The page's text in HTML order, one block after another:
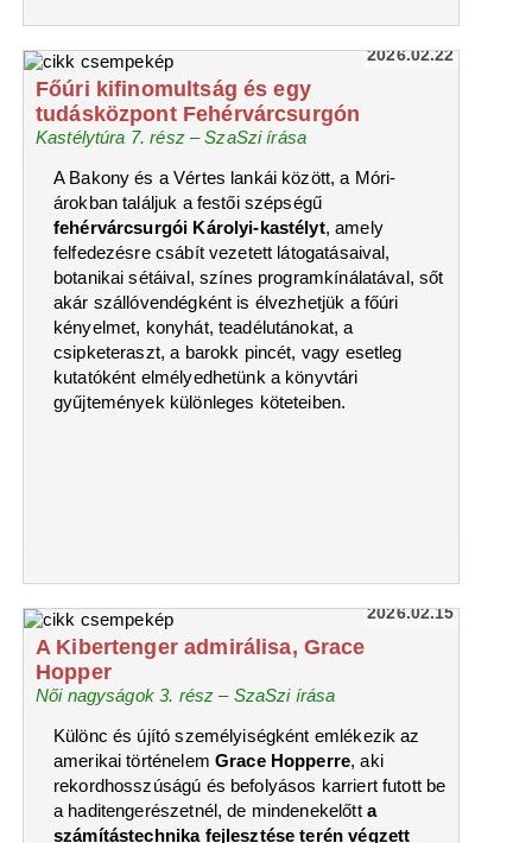
2026.02.22
Főúri kifinomultság és egy
tudásközpont Fehérvárcsurgón
Kastélytúra 7. rész – SzaSzi írása
A Bakony és a Vértes lankái között, a Móri-
árokban találjuk a festői szépségű
fehérvárcsurgói Károlyi-kastélyt, amely
felfedezésre csábít vezetett látogatásaival,
botanikai sétáival, színes programkínálatával, sőt
akár szállóvendégként is élvezhetjük a főúri
kényelmet, konyhát, teadélutánokat, a
csipketeraszt, a barokk pincét, vagy esetleg
kutatóként elmélyedhetünk a könyvtári
gyűjtemények különleges köteteiben.
2026.02.15
A Kibertenger admirálisa, Grace
Hopper
Női nagyságok 3. rész – SzaSzi írása
Különc és újító személyiségként emlékezik az
amerikai történelem Grace Hopperre, aki
rekordhosszúságú és befolyásos karriert futott be
a haditengerészetnél, de mindenekelőtt a
számítástechnika fejlesztése terén végzett